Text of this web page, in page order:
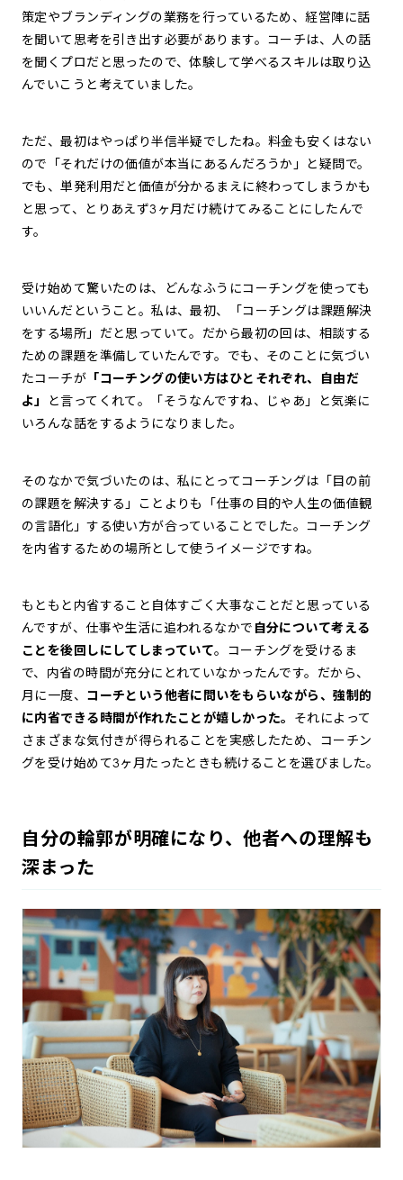
策定やブランディングの業務を行っているため、経営陣に話
を聞いて思考を引き出す必要があります。コーチは、人の話
を聞くプロだと思ったので、体験して学べるスキルは取り込
んでいこうと考えていました。
ただ、最初はやっぱり半信半疑でしたね。料金も安くはない
ので「それだけの価値が本当にあるんだろうか」と疑問で。
でも、単発利用だと価値が分かるまえに終わってしまうかも
と思って、とりあえず3ヶ月だけ続けてみることにしたんで
す。
受け始めて驚いたのは、どんなふうにコーチングを使っても
いいんだということ。私は、最初、「コーチングは課題解決
をする場所」だと思っていて。だから最初の回は、相談する
ための課題を準備していたんです。でも、そのことに気づい
たコーチが 「コーチングの使い方はひとそれぞれ、自由だ
よ」
と言ってくれて。「そうなんですね、じゃあ」と気楽に
いろんな話をするようになりました。
そのなかで気づいたのは、私にとってコーチングは「目の前
の課題を解決する」ことよりも「仕事の目的や人生の価値観
の言語化」する使い方が合っていることでした。コーチング
を内省するための場所として使うイメージですね。
もともと内省すること自体すごく大事なことだと思っている
んですが、仕事や生活に追われるなかで 自分について考える
ことを後回しにしてしまっていて。コーチングを受けるま
で、内省の時間が充分にとれていなかったんです。だから、
月に一度、 コーチという他者に問いをもらいながら、強制的
に内省できる時間が作れたことが嬉しかった。 それによって
さまざまな気付きが得られることを実感したため、コーチン
グを受け始めて3ヶ月たったときも続けることを選びました。
自分の輪郭が明確になり、他者への理解も
深まった